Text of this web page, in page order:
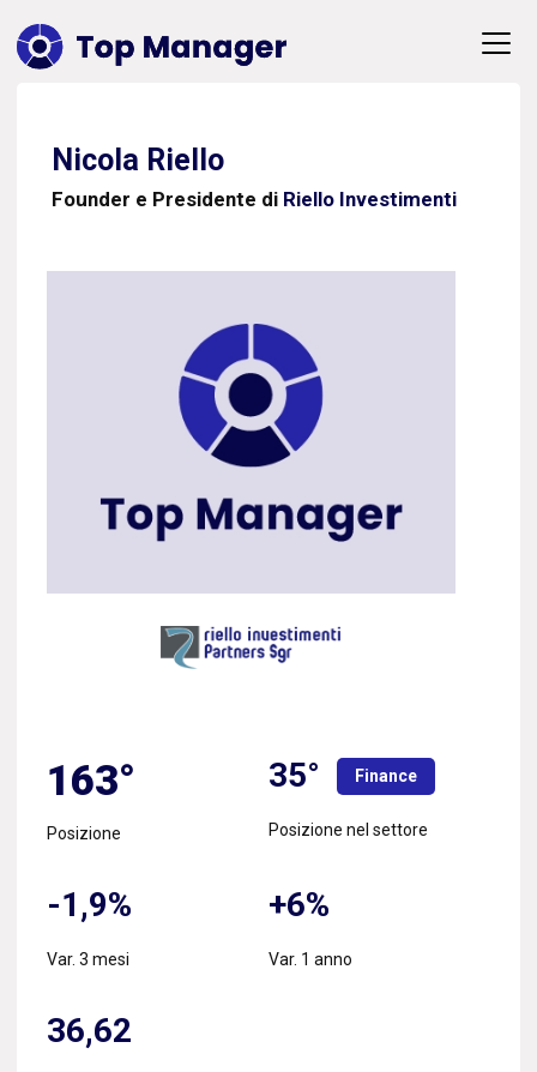
Nicola Riello
Founder e Presidente di Riello Investimenti
163°
Posizione
35° Finance
Posizione nel settore
-1,9%
Var. 3 mesi
+6%
Var. 1 anno
36,62